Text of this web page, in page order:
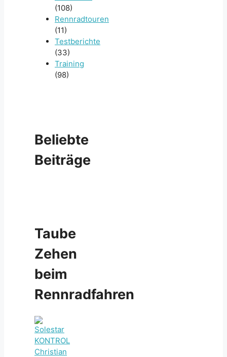
(108)
Rennradtouren
(11)
Testberichte
(33)
Training
(98)
Beliebte
Beiträge
Taube
Zehen
beim
Rennradfahren